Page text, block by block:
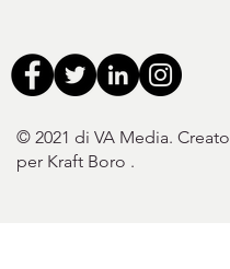
© 2021 di VA Media. Creato
per Kraft Boro .